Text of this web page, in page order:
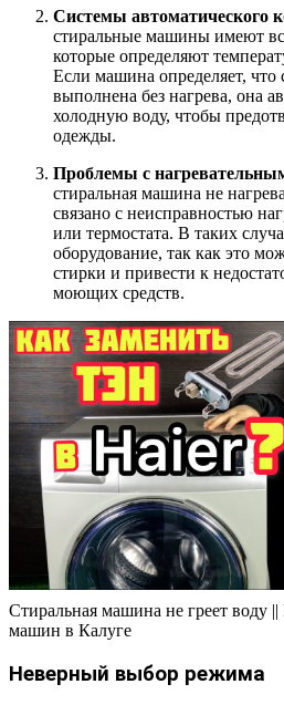
Системы автоматического
стиральные машины имеют
которые определяют
Если машина определяет, что
выполнена без нагрева, она
холодную воду, чтобы
одежды.
Проблемы с
стиральная машина не
связано с неисправностью
или термостата. В таких
оборудование, так как это
стирки и привести к
моющих средств.
Стиральная машина не греет воду
машин в Калуге
Неверный выбор режима